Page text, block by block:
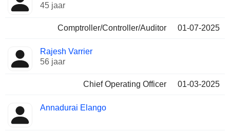
45 jaar
Comptroller/Controller/Auditor 01-07-2025
Rajesh Varrier
56 jaar
Chief Operating Officer 01-03-2025
Annadurai Elango